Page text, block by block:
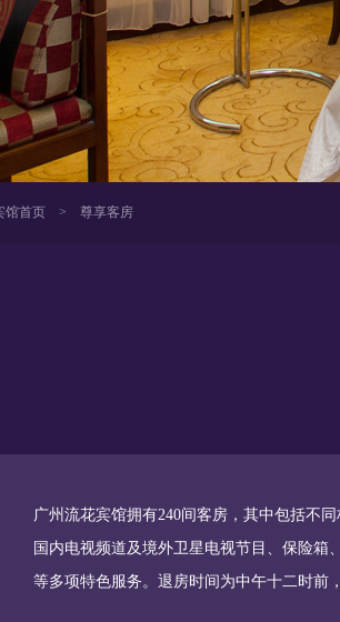
馆首页 > 尊享客房
广州流花宾馆拥有240间客房，其中包括不
国内电视频道及境外卫星电视节目、保险
等多项特色服务。退房时间为中午十二时前